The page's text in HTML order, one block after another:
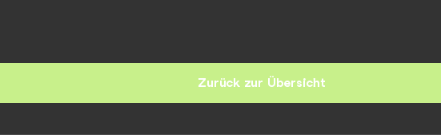
Zurück zur Übersicht